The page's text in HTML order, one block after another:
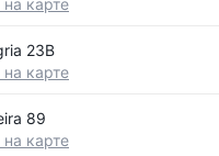
на карте
23B
на карте
89
на карте